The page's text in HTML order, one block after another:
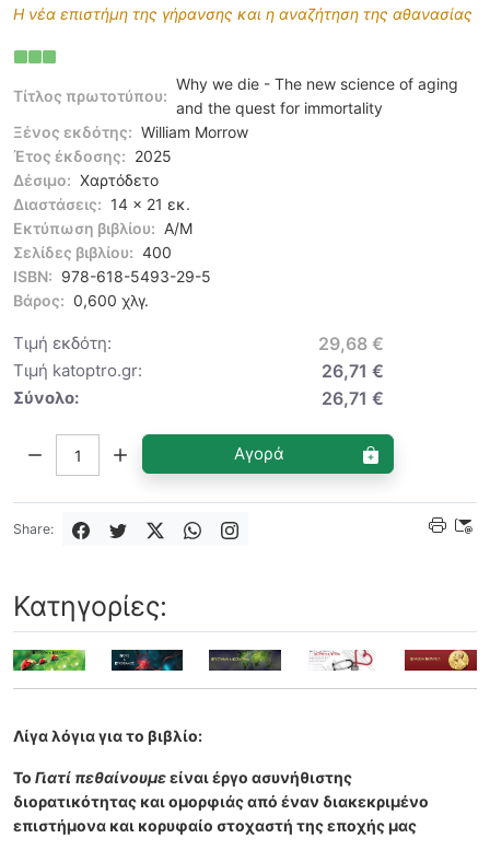
Η νέα επιστήμη της γήρανσης και η αναζήτηση της αθανασίας
Τίτλος πρωτοτύπου:
Why we die - The new science of aging
and the quest for immortality
Ξένος εκδότης: William Morrow
Έτος έκδοσης: 2025
Δέσιμο: Χαρτόδετο
Διαστάσεις: 14 x 21 εκ.
Εκτύπωση βιβλίου: Α/Μ
Σελίδες βιβλίου: 400
ISBN: 978-618-5493-29-5
Βάρος: 0,600 χλγ.
Τιμή εκδότη: 29,68 €
Τιμή katoptro.gr: 26,71 €
Σύνολο: 26,71 €
Αγορά
Share:
Κατηγορίες:
Λίγα λόγια για το βιβλίο:
Το Γιατί πεθαίνουμεείναι έργο ασυνήθιστης
διορατικότητας και ομορφιάς από έναν διακεκριμένο
επιστήμονα και κορυφαίο στοχαστή της εποχής μας